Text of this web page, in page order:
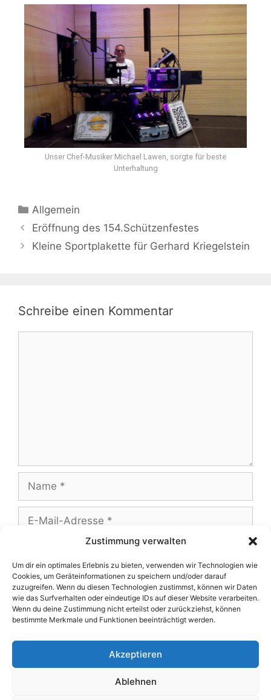
Zustimmung verwalten
Um dir ein optimales Erlebnis zu bieten, verwenden wir Technologien wie
Cookies, um Geräteinformationen zu speichern und/oder darauf
zuzugreifen. Wenn du diesen Technologien zustimmst, können wir Daten
wie das Surfverhalten oder eindeutige IDs auf dieser Website verarbeiten.
Wenn du deine Zustimmung nicht erteilst oder zurückziehst, können
bestimmte Merkmale und Funktionen beeinträchtigt werden.
Akzeptieren
Ablehnen
Unser Chef-Musiker Michael Lawen, sorgte für beste
Unterhaltung
Allgemein
Eröffnung des 154.Schützenfestes
Kleine Sportplakette für Gerhard Kriegelstein
Schreibe einen Kommentar
Name, E-Mail-Adresse und Website in
diesem Browser für meinen nächsten
Kommentar speichern.